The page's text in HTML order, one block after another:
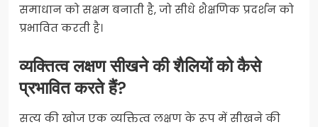
समाधान को सक्षम बनाती है, जो सीधे शैक्षणिक प्रदर्शन को
प्रभावित करती है।
व्यक्तित्व लक्षण सीखने की शैलियों को कैसे
प्रभावित करते हैं?
सत्य की खोज एक व्यक्तित्व लक्षण के रूप में सीखने की